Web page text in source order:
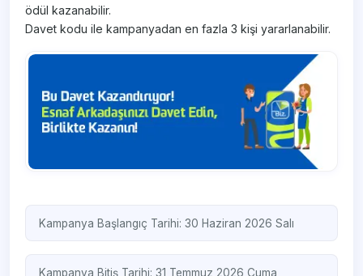
ödül kazanabilir.
Davet kodu ile kampanyadan en fazla 3 kişi yararlanabilir.
Kampanya Başlangıç Tarihi: 30 Haziran 2026 Salı
Kampanya Bitiş Tarihi: 31 Temmuz 2026 Cuma